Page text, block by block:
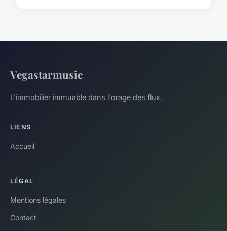
Vegastarmusic
L'immobilier immuable dans l'orage des flux.
LIENS
Accueil
LÉGAL
Mentions légales
Contact